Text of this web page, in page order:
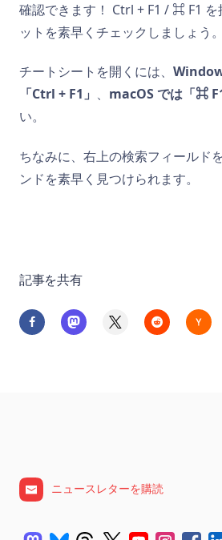
確認できます！ Ctrl + F1 / ⌘ F1 を
ットを素早くチェックしましょう。
チートシートを開くには、
「Ctrl + F1」 、 macOS では「⌘ F1
い。
ちなみに、右上の検索フィールド
ンドを素早く見つけられます。
記事を共有
ニュースレターを購読